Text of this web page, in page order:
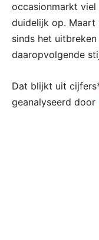
occasionmarkt
duidelijk op. Maart
sinds het
daaropvolgende
Dat blijkt uit
geanalyseerd door